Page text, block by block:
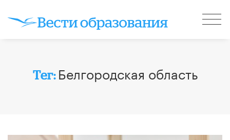
Тег: Белгородская область